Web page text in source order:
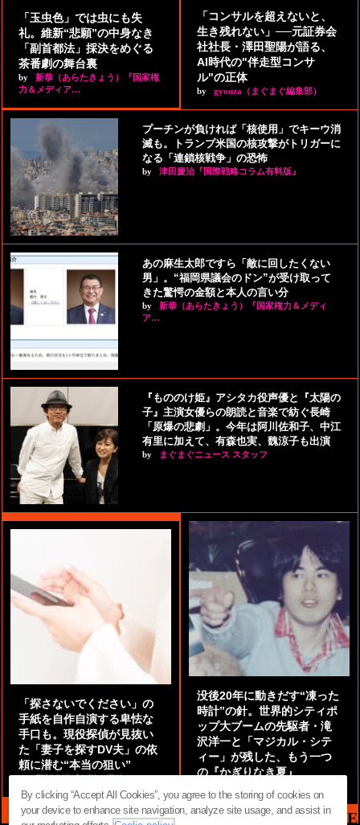
「玉虫色」では虫にも失
礼。維新“悲願”の中身なき
「副首都法」採決をめぐる
茶番劇の舞台裏
by
新恭（あらたきょう）『国家権
力＆メディア…
「コンサルを超えないと、
生き残れない」──元証券会
社社長・澤田聖陽が語る、
AI時代の"伴走型コンサ
ル"の正体
by gyouza（まぐまぐ編集部）
プーチンが負ければ「核使用」でキーウ消
滅も。トランプ米国の核攻撃がトリガーに
なる「連鎖核戦争」の恐怖
by 津田慶治『国際戦略コラム有料版』
あの麻生太郎ですら「敵に回したくない
男」。“福岡県議会のドン”が受け取って
きた驚愕の金額と本人の言い分
by
新恭（あらたきょう）『国家権力＆メディ
ア…
『もののけ姫』アシタカ役声優と『太陽の
子』主演女優らの朗読と音楽で紡ぐ長崎
「原爆の悲劇」。今年は阿川佐和子、中江
有里に加えて、有森也実、魏涼子も出演
by まぐまぐニュース スタッフ
「探さないでください」の
手紙を自作自演する卑怯な
手口も。現役探偵が見抜い
た「妻子を探すDV夫」の依
頼に潜む“本当の狙い”
by 阿部泰尚『伝説の探偵』
没後20年に動きだす“凍った
時計”の針。世界的シティポ
ップ大ブームの先駆者・滝
沢洋一と「マジカル・シテ
ィー」が残した、もう一つ
の『かぎりなき夏』
MAG2 NEWS HEADLINE
By clicking “Accept All Cookies”, you agree to the storing of cookies on
your device to enhance site navigation, analyze site usage, and assist in